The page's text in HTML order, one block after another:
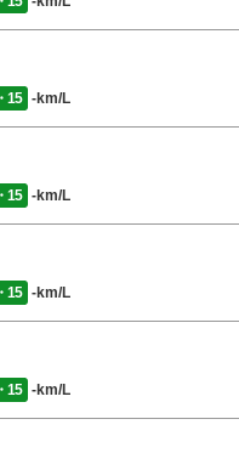
15 -km/L
15 -km/L
15 -km/L
15 -km/L